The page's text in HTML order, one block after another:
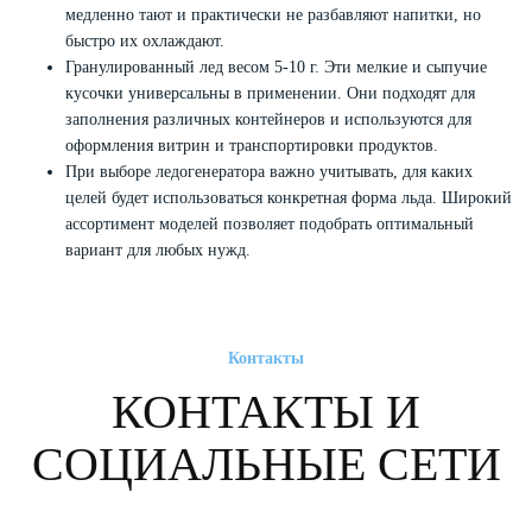
медленно тают и практически не разбавляют напитки, но
быстро их охлаждают.
Гранулированный лед весом 5-10 г. Эти мелкие и сыпучие
кусочки универсальны в применении. Они подходят для
заполнения различных контейнеров и используются для
оформления витрин и транспортировки продуктов.
При выборе ледогенератора важно учитывать, для каких
целей будет использоваться конкретная форма льда. Широкий
ассортимент моделей позволяет подобрать оптимальный
вариант для любых нужд.
Контакты
КОНТАКТЫ И
СОЦИАЛЬНЫЕ СЕТИ